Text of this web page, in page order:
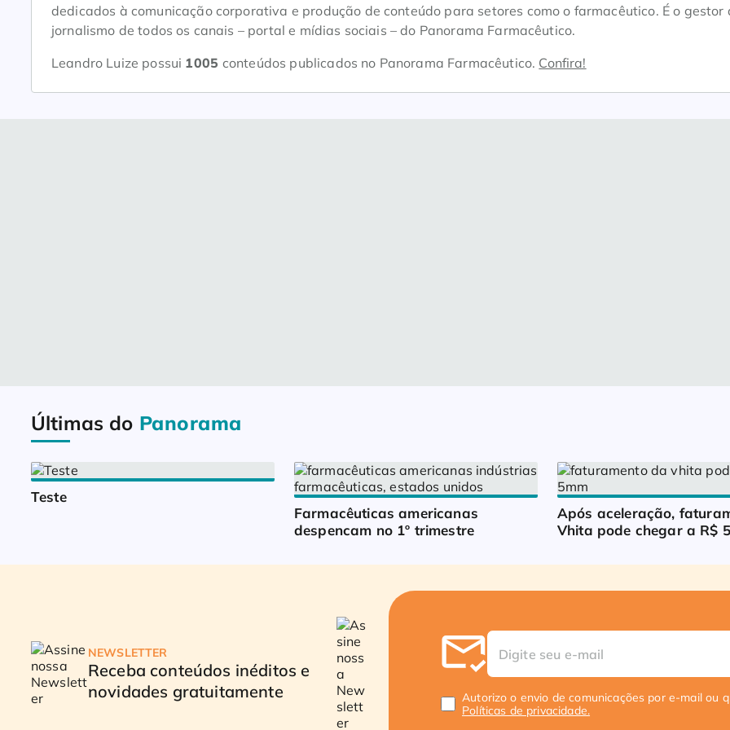
dedicados à comunicação corporativa e produção de conteúdo para setores como o farmacêutico. É o gestor
jornalismo de todos os canais – portal e mídias sociais – do Panorama Farmacêutico.
Leandro Luize possui 1005 conteúdos publicados no Panorama Farmacêutico. Confira!
Últimas do Panorama
Teste
Farmacêuticas americanas
despencam no 1º trimestre
Após aceleração,
Vhita pode chegar a R$
NEWSLETTER
Receba conteúdos inéditos e
novidades gratuitamente
Autorizo o envio de comunicações por e-mail ou
Políticas de privacidade.